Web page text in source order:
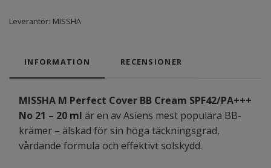
Leverantör: MISSHA
INFORMATION RECENSIONER
MISSHA M Perfect Cover BB Cream SPF42/PA+++
No 21 – 20 ml är en av Asiens mest populära BB-
krämer – älskad för sin höga täckningsgrad,
vårdande formula och effektivt solskydd.